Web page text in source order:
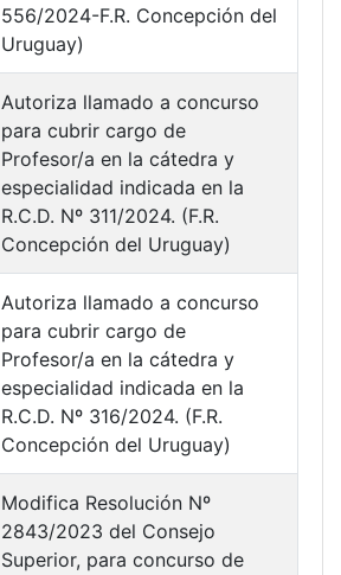
556/2024-F.R. Concepción del
Uruguay)
Autoriza llamado a concurso
para cubrir cargo de
Profesor/a en la cátedra y
especialidad indicada en la
R.C.D. Nº 311/2024. (F.R.
Concepción del Uruguay)
Autoriza llamado a concurso
para cubrir cargo de
Profesor/a en la cátedra y
especialidad indicada en la
R.C.D. Nº 316/2024. (F.R.
Concepción del Uruguay)
Modifica Resolución Nº
2843/2023 del Consejo
Superior, para concurso de